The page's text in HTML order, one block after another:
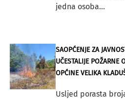
jedna osoba...
SAOPĆENJE ZA
UČESTALIJE POŽARNE
OPĆINE VELIKA
Usljed porasta